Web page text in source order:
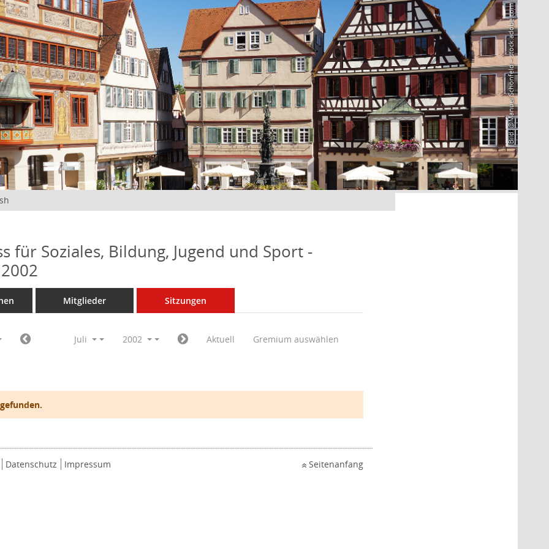
Bild: @Manuel Schönfeld – stock.adobe.com
für Soziales, Bildung, Jugend und Sport -
Mitglieder Sitzungen
Juli 2002 Aktuell Gremium auswählen
Datenschutz Impressum Seitenanfang